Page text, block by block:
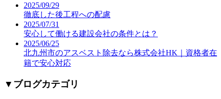
2025/09/29
徹底した後工程への配慮
2025/07/31
安心して働ける建設会社の条件とは？
2025/06/25
北九州市のアスベスト除去なら株式会社HK｜資格者在
籍で安心対応
▼ ブログカテゴリ